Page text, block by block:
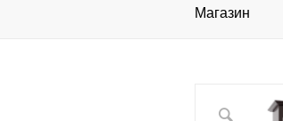
Магазин